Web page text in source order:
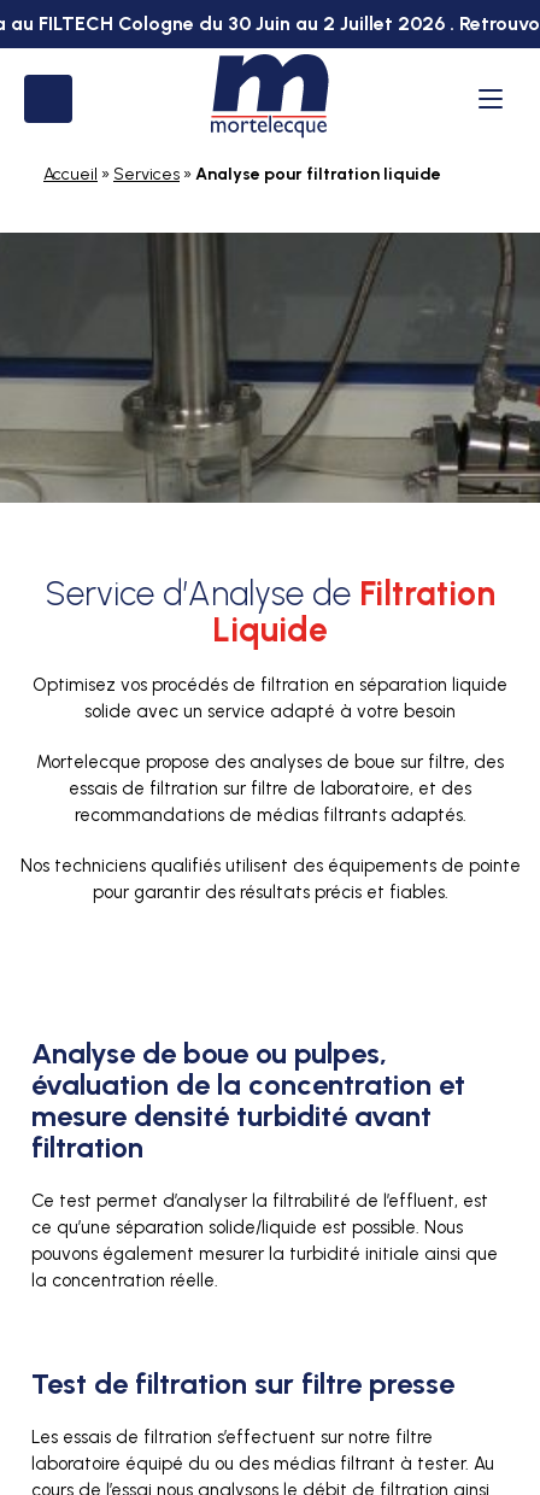
FILTECH Cologne du 30 Juin au 2 Juillet 2026 .
Vous
besoin
spécifique
Accueil » Services »Analyse pour filtration liquide
Service d’Analyse de Filtration
Liquide
Optimisez vos procédés de filtration en séparation liquide
solide avec un service adapté à votre besoin
Mortelecque propose des analyses de boue sur filtre, des
essais de filtration sur filtre de laboratoire, et des
recommandations de médias filtrants adaptés.
Nos techniciens qualifiés utilisent des équipements de pointe
pour garantir des résultats précis et fiables.
Analyse de boue ou pulpes,
évaluation de la concentration et
mesure densité turbidité avant
filtration
Ce test permet d’analyser la filtrabilité de l’effluent, est
ce qu’une séparation solide/liquide est possible. Nous
pouvons également mesurer la turbidité initiale ainsi que
la concentration réelle.
Test de filtration sur filtre presse
Les essais de filtration s’effectuent sur notre filtre
laboratoire équipé du ou des médias filtrant à tester. Au
cours de l’essai nous analysons le débit de filtration ainsi